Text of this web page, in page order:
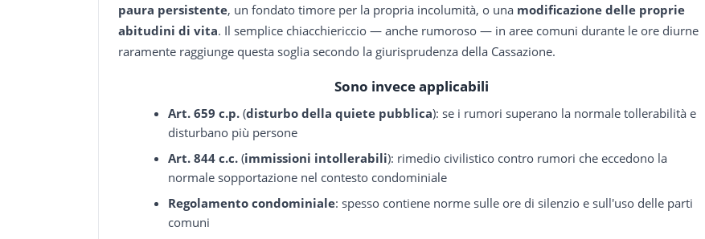
paura persistente, un fondato timore per la propria incolumità, o una modificazione delle proprie
abitudini di vita. Il semplice chiacchiericcio — anche rumoroso — in aree comuni durante le ore diurne
raramente raggiunge questa soglia secondo la giurisprudenza della Cassazione.
Sono invece applicabili
Art. 659 c.p. (disturbo della quiete pubblica): se i rumori superano la normale tollerabilità e
disturbano più persone
Art. 844 c.c. (immissioni intollerabili): rimedio civilistico contro rumori che eccedono la
normale sopportazione nel contesto condominiale
Regolamento condominiale: spesso contiene norme sulle ore di silenzio e sull'uso delle parti
comuni